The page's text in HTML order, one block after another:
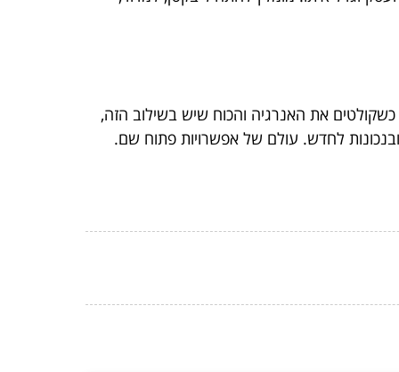
את האנרגיה והכוח שיש בשילוב הזה,
לחדש. עולם של אפשרויות פתוח שם.